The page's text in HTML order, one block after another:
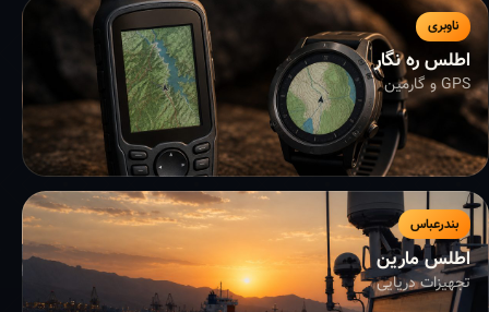
ناوبری
اطلس ره نگار
GPS و گارمین
بندرعباس
اطلس مارین
تجهیزات دریایی